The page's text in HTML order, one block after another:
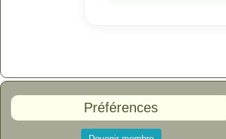
Préférences